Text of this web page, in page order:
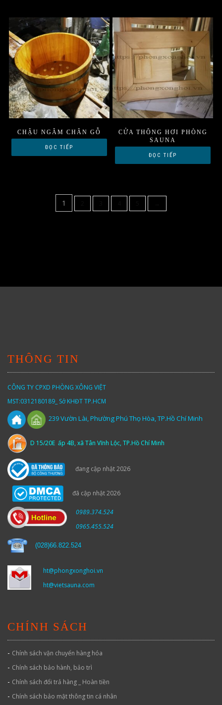
CHẬU NGÂM CHÂN GỖ
ĐỌC TIẾP
CỬA THÔNG HƠI PHÒNG
SAUNA
ĐỌC TIẾP
1
THÔNG TIN
CÔNG TY CPXD PHÒNG XÔNG VIỆT
MST:0312180189_ Sở KHĐT TP.HCM
239Vườn Lài,Phường Phú Thọ Hòa, TP.Hồ Chí Minh
D 15/20E ấp 4B, xã Tân Vĩnh Lộc, TP.Hồ Chí Minh
đang cập nhật 2026
đã cập nhật 2026
0989.374.524
0965.455.524
(028)66.822.524
ht@phongxonghoi.vn
ht@vietsauna.com
CHÍNH SÁCH
- Chính sách vận chuyển hàng hóa
- Chính sách bảo hành, bảo trì
- Chính sách đổi trả hàng _ Hoàn tiền
- Chính sách bảo mật thông tin cá nhân